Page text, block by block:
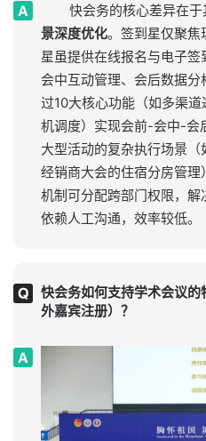
快会务的核心差异在于
景深度优化。签到星仅聚焦
星虽提供在线报名与电子签
会中互动管理、会后数据
过10大核心功能（如多渠
机调度）实现会前-会中-会
大型活动的复杂执行场景（
经销商大会的住宿分房管
机制可分配跨部门权限，
依赖人工沟通，效率较低。
快会务如何支持学术会议
外嘉宾注册）？